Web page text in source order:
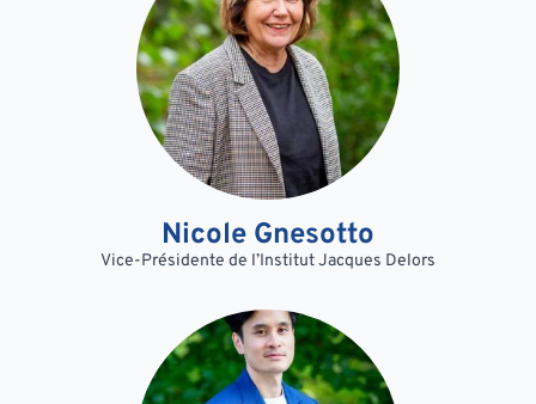
Nicole Gnesotto
Vice-Présidente de l’Institut Jacques Delors